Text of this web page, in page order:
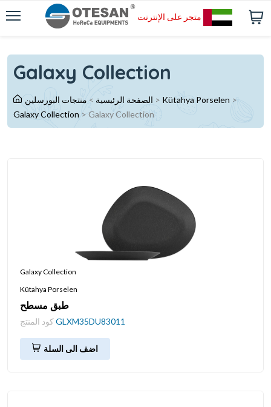
متجر على الإنترنت
Galaxy Collection
الصفحة الرئيسية > منتجات البورسلين > Kütahya Porselen >
Galaxy Collection > Galaxy Collection
Galaxy Collection
Kütahya Porselen
طبق مسطح
GLXM35DU83011
اضف الى السلة